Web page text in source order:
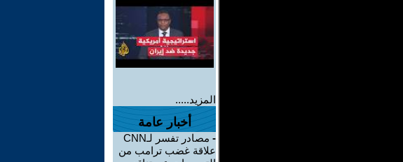
المزيد.....
أخبار عامة
-
مصادر تفسر لـCNN
علاقة غضب ترامب من